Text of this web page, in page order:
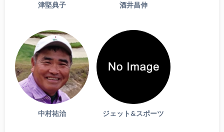
津堅典子 酒井昌伸
中村祐治 ジェット&スポーツ